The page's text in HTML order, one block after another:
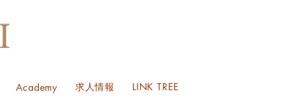
Academy 求人情報 LINK TREE